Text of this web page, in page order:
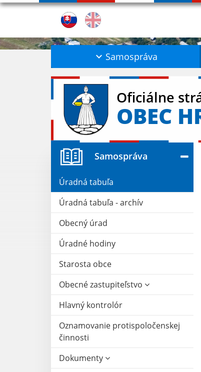
Samospráva
Oficiálne
OBEC
Samospráva
Úradná tabuľa
Úradná tabuľa - archív
Obecný úrad
Úradné hodiny
Starosta obce
Obecné zastupiteľstvo
Hlavný kontrolór
Oznamovanie protispoločenskej
činnosti
Dokumenty